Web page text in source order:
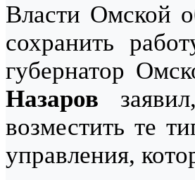
Власти Омской
сохранить
губернатор
Назаров
возместить те
управления,